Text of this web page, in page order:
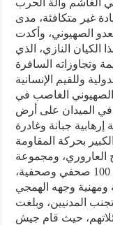
الغاشم وآلة الحرب
غير متكافئة، مدى
الصهيوني، وأكدت
الكيان النازي، الذي
وتجاوزاته السافرة
الغاصب في
في الميدان على أرض
جبانة وغادرة
بحركة المقاومة
العاروري، ومجموعة
من إخوانه من القسام، كما اغتال أزيد من 100 صحفي وصحفية،
ومهنية وجهه الهمجي
المدنيين، وبلغت
حيث قام جيش